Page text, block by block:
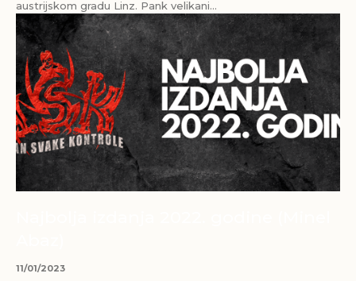
austrijskom gradu Linz. Pank velikani...
11/01/2023